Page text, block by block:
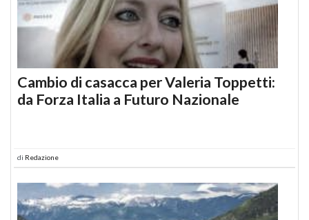
Cambio di casacca per Valeria Toppetti:
da Forza Italia a Futuro Nazionale
di Redazione